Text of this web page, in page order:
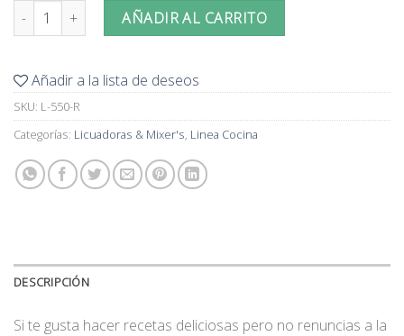
Licuadora Mondial Easy Power 550W cantidad
AÑADIR AL CARRITO
Añadir a la lista de deseos
SKU: L-550-R
Categorías: Licuadoras & Mixer's, Linea Cocina
DESCRIPCIÓN
Si te gusta hacer recetas deliciosas pero no renuncias a la